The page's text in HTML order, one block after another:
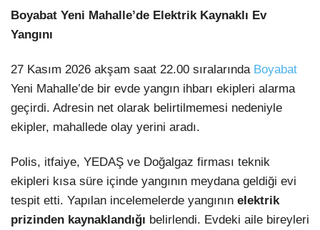
Boyabat Yeni Mahalle’de Elektrik Kaynaklı Ev
Yangını
27 Kasım 2026 akşam saat 22.00 sıralarında Boyabat
Yeni Mahalle’de bir evde yangın ihbarı ekipleri alarma
geçirdi. Adresin net olarak belirtilmemesi nedeniyle
ekipler, mahallede olay yerini aradı.
Polis, itfaiye, YEDAŞ ve Doğalgaz firması teknik
ekipleri kısa süre içinde yangının meydana geldiği evi
tespit etti. Yapılan incelemelerde yangının elektrik
prizinden kaynaklandığı belirlendi. Evdeki aile bireyleri